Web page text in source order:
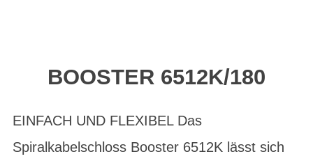
BOOSTER 6512K/180
EINFACH UND FLEXIBEL Das
Spiralkabelschloss Booster 6512K lässt sich